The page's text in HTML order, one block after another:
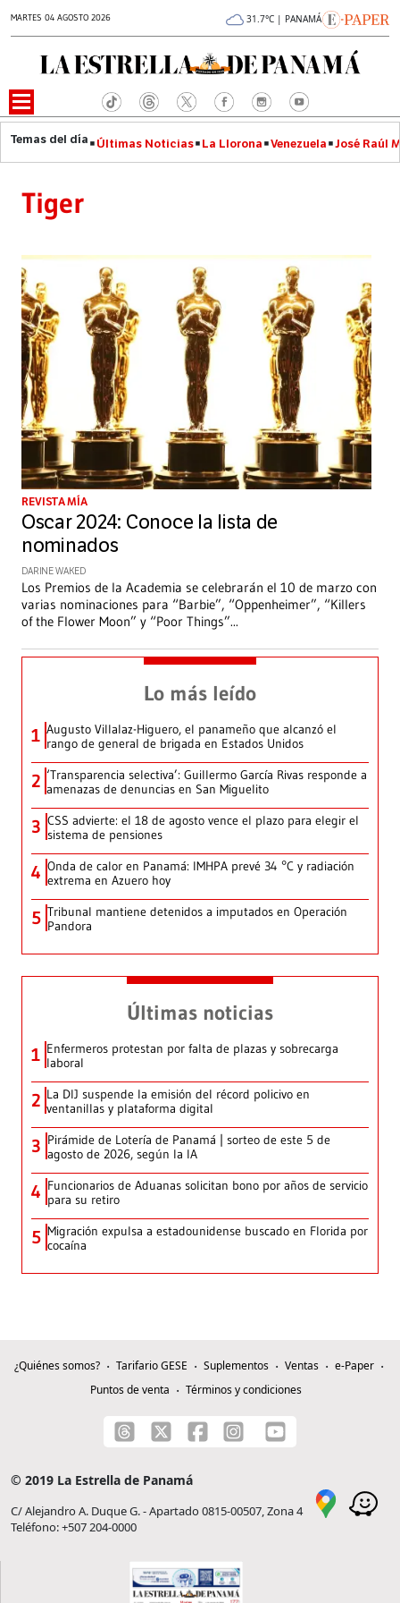
MARTES 04 AGOSTO 2026 31.7°C | PANAMÁ
Últimas Noticias La Llorona Venezuela José Raúl
Tiger
REVISTA MÍA
Oscar 2024: Conoce la lista de
nominados
DARINE WAKED
Los Premios de la Academia se celebrarán el 10 de marzo con
varias nominaciones para “Barbie”, “Oppenheimer”, “Killers
of the Flower Moon” y “Poor Things”...
Lo más leído
1 Augusto Villalaz-Higuero, el panameño que alcanzó el
rango de general de brigada en Estados Unidos
2 ‘Transparencia selectiva’: Guillermo García Rivas responde a
amenazas de denuncias en San Miguelito
3 CSS advierte: el 18 de agosto vence el plazo para elegir el
sistema de pensiones
4 Onda de calor en Panamá: IMHPA prevé 34 °C y radiación
extrema en Azuero hoy
5 Tribunal mantiene detenidos a imputados en Operación
Pandora
Últimas noticias
1 Enfermeros protestan por falta de plazas y sobrecarga
laboral
2 La DIJ suspende la emisión del récord policivo en
ventanillas y plataforma digital
3 Pirámide de Lotería de Panamá | sorteo de este 5 de
agosto de 2026, según la IA
4 Funcionarios de Aduanas solicitan bono por años de servicio
para su retiro
5 Migración expulsa a estadounidense buscado en Florida por
cocaína
¿Quiénes somos? Tarifario GESE Suplementos Ventas
e-Paper
Puntos de venta
Términos y condiciones
© 2019 La Estrella de Panamá
C/ Alejandro A. Duque G. - Apartado 0815-00507, Zona 4
Teléfono: +507 204-0000